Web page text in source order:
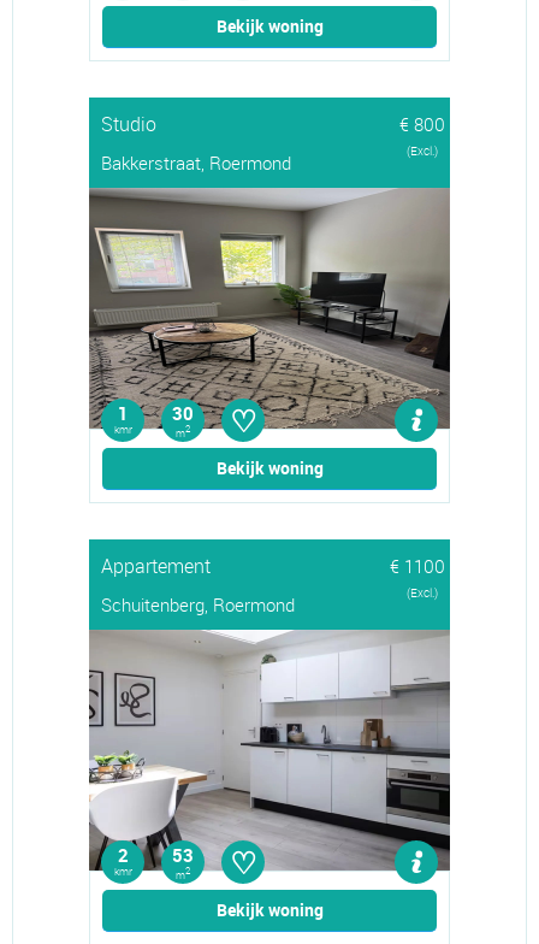
Bekijk woning
Studio
€ 800
Bakkerstraat, Roermond
(Excl.)
1
kmr
30
m2 ♡
Bekijk woning
Appartement
€ 1100
Schuitenberg, Roermond
(Excl.)
2
kmr
53
m2 ♡
Bekijk woning